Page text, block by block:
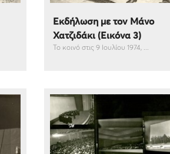
Εκδήλωση με τον Μάνο
Χατζιδάκι (Εικόνα 3)
Το κοινό στις 9 Ιουλίου 1974, ...